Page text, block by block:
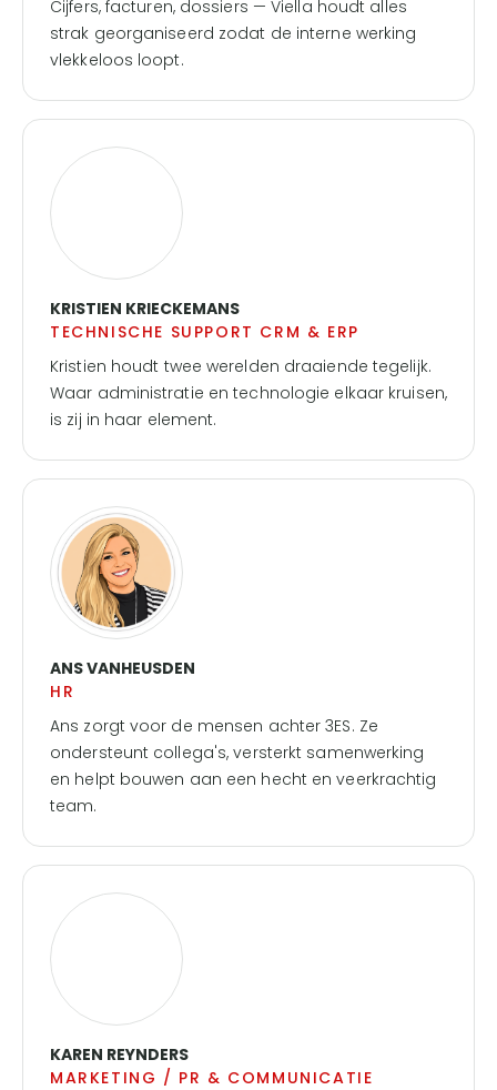
Cijfers, facturen, dossiers — Viella houdt alles
strak georganiseerd zodat de interne werking
vlekkeloos loopt.
KRISTIEN KRIECKEMANS
TECHNISCHE SUPPORT CRM & ERP
Kristien houdt twee werelden draaiende tegelijk.
Waar administratie en technologie elkaar kruisen,
is zij in haar element.
ANS VANHEUSDEN
HR
Ans zorgt voor de mensen achter 3ES. Ze
ondersteunt collega's, versterkt samenwerking
en helpt bouwen aan een hecht en veerkrachtig
team.
KAREN REYNDERS
MARKETING / PR & COMMUNICATIE